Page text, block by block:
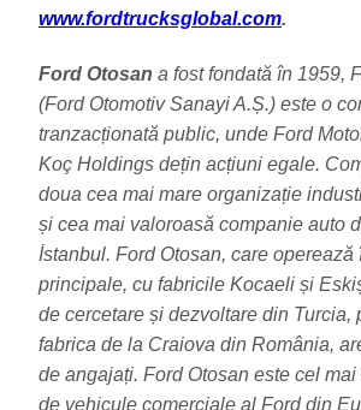
www.fordtrucksglobal.com.
Ford Otosan a fost fondată în 1959,
(Ford Otomotiv Sanayi A.Ș.) este o
tranzacționată public, unde Ford
Koç Holdings dețin acțiuni egale.
doua cea mai mare organizație
și cea mai valoroasă companie auto
İstanbul. Ford Otosan, care operează
principale, cu fabricile Kocaeli și
de cercetare și dezvoltare din Turcia,
fabrica de la Craiova din România,
de angajați. Ford Otosan este cel
de vehicule comerciale al Ford din